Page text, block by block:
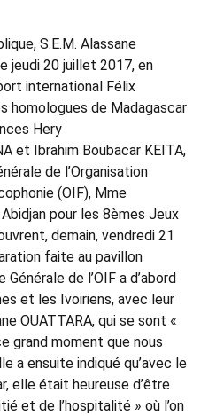
S.E.M. Alassane
jeudi 20 juillet 2017, en
international Félix
homologues de Madagascar
Hery
et Ibrahim Boubacar KEITA,
de l’Organisation
(OIF), Mme
pour les 8èmes Jeux
demain, vendredi 21
faite au pavillon
de l’OIF a d’abord
et les Ivoiriens, avec leur
OUATTARA, qui se sont «
grand moment que nous
a ensuite indiqué qu’avec le
elle était heureuse d’être
et de l’hospitalité » où l’on